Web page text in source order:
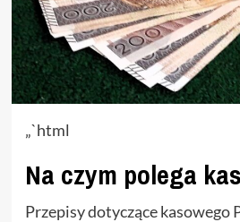
„`html
Na czym polega
Przepisy dotyczące kasowego